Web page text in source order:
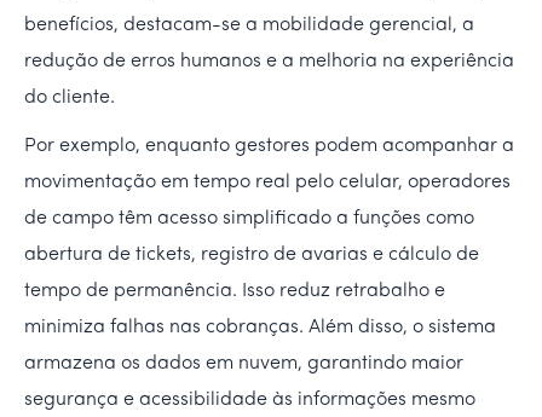
benefícios, destacam-se a mobilidade gerencial, a
redução de erros humanos e a melhoria na experiência
do cliente.
Por exemplo, enquanto gestores podem acompanhar a
movimentação em tempo real pelo celular, operadores
de campo têm acesso simplificado a funções como
abertura de tickets, registro de avarias e cálculo de
tempo de permanência. Isso reduz retrabalho e
minimiza falhas nas cobranças. Além disso, o sistema
armazena os dados em nuvem, garantindo maior
segurança e acessibilidade às informações mesmo